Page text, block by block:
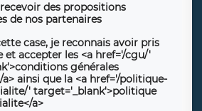
des propositions
de nos partenaires
case, je reconnais avoir pris
et accepter les <a href='/cgu/'
générales
ainsi que la <a href='/politique-
' target='_blank'>politique
a>